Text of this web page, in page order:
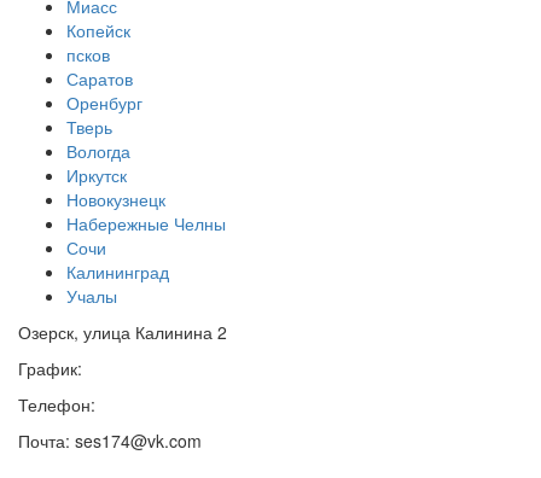
Миасс
Копейск
псков
Саратов
Оренбург
Тверь
Вологда
Иркутск
Новокузнецк
Набережные Челны
Сочи
Калининград
Учалы
Озерск, улица Калинина 2
График:
Телефон:
Почта: ses174@vk.com